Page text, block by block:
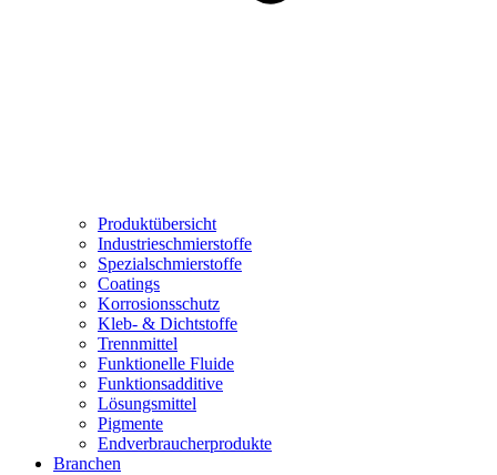
Produktübersicht
Industrieschmierstoffe
Spezialschmierstoffe
Coatings
Korrosionsschutz
Kleb- & Dichtstoffe
Trennmittel
Funktionelle Fluide
Funktionsadditive
Lösungsmittel
Pigmente
Endverbraucherprodukte
Branchen